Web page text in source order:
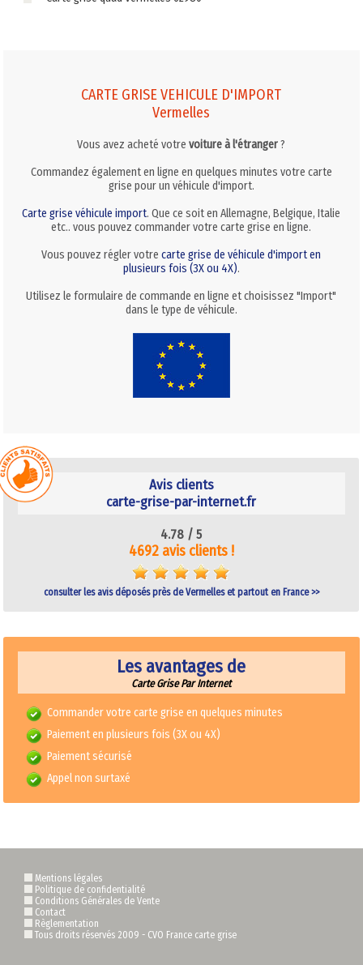
CARTE GRISE VEHICULE D'IMPORT
Vermelles
Vous avez acheté votrevoiture à l'étranger?
Commandez également en ligne en quelques minutes votre carte
grise pour un véhicule d'import.
Carte grise véhicule import. Que ce soit en Allemagne, Belgique, Italie
etc.. vous pouvez commander votre carte grise en ligne.
Vous pouvez régler votrecarte grise de véhicule d'import en
plusieurs fois (3X ou 4X).
Utilisez le formulaire de commande en ligne et choisissez "Import"
dans le type de véhicule.
Avis clients
carte-grise-par-internet.fr
4.78 /5
4692 avis clients !
consulter les avis déposés près de Vermelles et partout en France >>
Les avantages de
Carte Grise Par Internet
Commander votre carte grise en quelques minutes
Paiement en plusieurs fois (3X ou 4X)
Paiement sécurisé
Appel non surtaxé
Mentions légales
Politique de confidentialité
Conditions Générales de Vente
Contact
Règlementation
Tous droits réservés 2009 - CVO France carte grise